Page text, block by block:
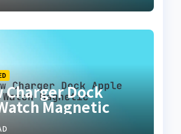
Charger Dock
Magnetic